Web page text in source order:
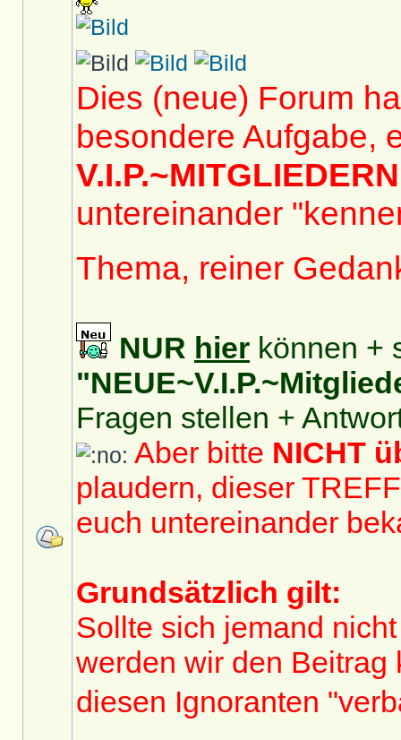
Dies (neue) Forum
besondere Aufgabe,
V.I.P.~MITGLIEDERN
untereinander
Thema, reiner
NUR hier können +
Fragen stellen +
Aber bitte NICHT
plaudern, dieser
euch untereinander
Grundsätzlich gilt:
Sollte sich jemand
werden wir den Beitrag
diesen Ignoranten